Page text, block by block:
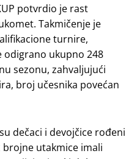
potvrdio je rast
Takmičenje je
turnire,
odigrano ukupno 248
sezonu, zahvaljujući
broj učesnika povećan
dečaci i devojčice rođeni
brojne utakmice imali